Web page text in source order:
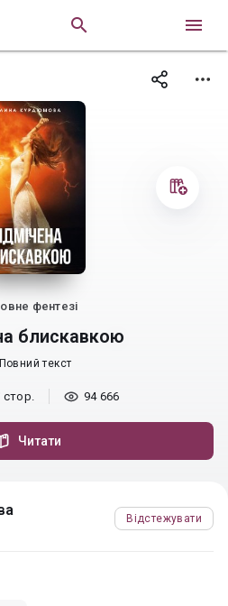
 
фентезі
блискавкою
Повний текст
стор. 94 666
Читати
Відстежувати